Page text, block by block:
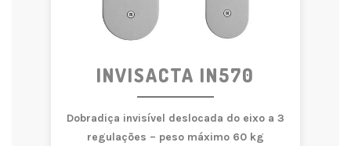
INVISACTA IN570
Dobradiça invisível deslocada do eixo a 3
regulações – peso máximo 60 kg